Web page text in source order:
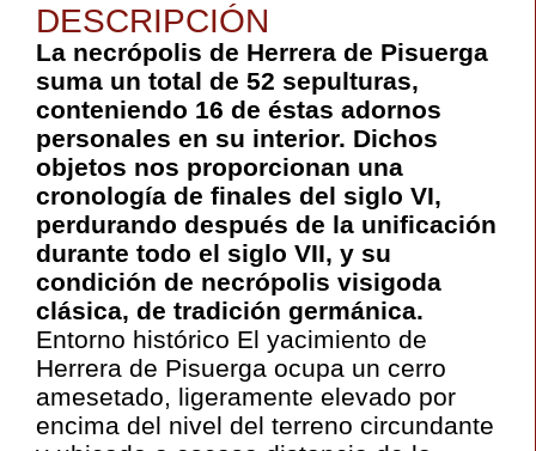
DESCRIPCIÓN
La necrópolis de Herrera de Pisuerga
suma un total de 52 sepulturas,
conteniendo 16 de éstas adornos
personales en su interior. Dichos
objetos nos proporcionan una
cronología de finales del siglo VI,
perdurando después de la unificación
durante todo el siglo VII, y su
condición de necrópolis visigoda
clásica, de tradición germánica.
Entorno histórico El yacimiento de
Herrera de Pisuerga ocupa un cerro
amesetado, ligeramente elevado por
encima del nivel del terreno circundante